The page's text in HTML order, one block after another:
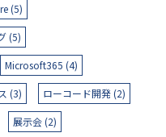
(5)
(5)
Microsoft365 (4)
(3) ローコード開発 (2)
展示会 (2)